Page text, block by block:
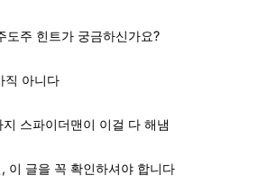
도주 힌트가 궁금하신가요?
직 아니다
스파이더맨이 이걸 다 해냄
이 글을 꼭 확인하셔야 합니다